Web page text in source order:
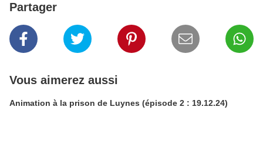
Partager
Vous aimerez aussi
Animation à la prison de Luynes (épisode 2 : 19.12.24)